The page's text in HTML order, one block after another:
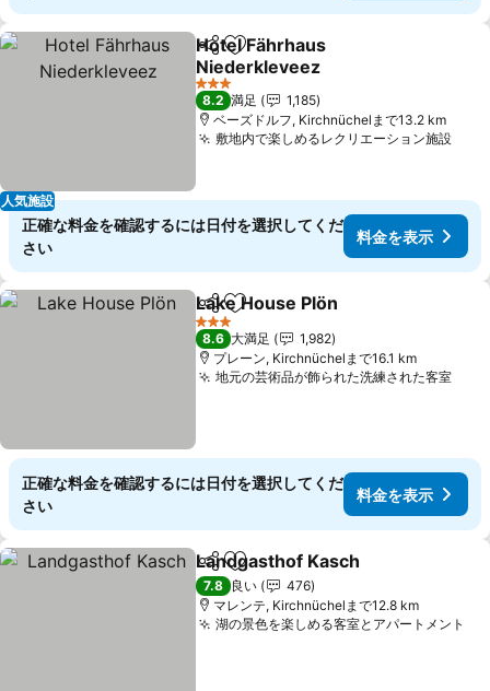
人気施設
シェアお気に入りに追加
Hotel Fährhaus
Niederkleveez
3 ホテルのランク
8.2 満足
1,185
ベーズドルフ, Kirchnüchelまで13.2 km
敷地内で楽しめるレクリエーション施設
正確な料金を確認するには日付を選択してくだ
さい
料金を表示
シェアお気に入りに追加
Lake House Plön
3 ホテルのランク
8.6 大満足
1,982
プレーン, Kirchnüchelまで16.1 km
地元の芸術品が飾られた洗練された客室
正確な料金を確認するには日付を選択してくだ
さい
料金を表示
シェアお気に入りに追加
Landgasthof Kasch
7.8 良い
476
マレンテ, Kirchnüchelまで12.8 km
湖の景色を楽しめる客室とアパートメント